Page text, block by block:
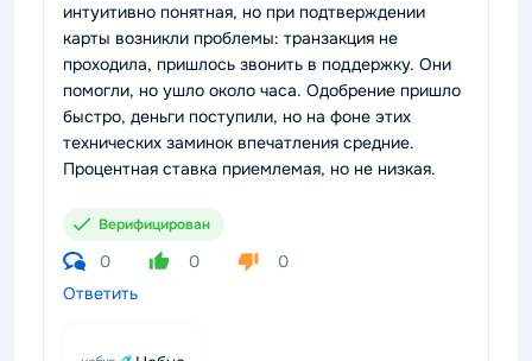
интуитивно понятная, но при подтверждении
карты возникли проблемы: транзакция не
проходила, пришлось звонить в поддержку. Они
помогли, но ушло около часа. Одобрение пришло
быстро, деньги поступили, но на фоне этих
технических заминок впечатления средние.
Процентная ставка приемлемая, но не низкая.
Верифицирован
0 0
0
Ответить